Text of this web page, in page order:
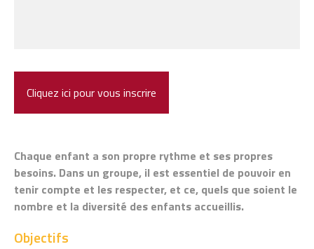
Cliquez ici pour vous inscrire
Chaque enfant a son propre rythme et ses propres
besoins. Dans un groupe, il est essentiel de pouvoir en
tenir compte et les respecter, et ce, quels que soient le
nombre et la diversité des enfants accueillis.
Objectifs